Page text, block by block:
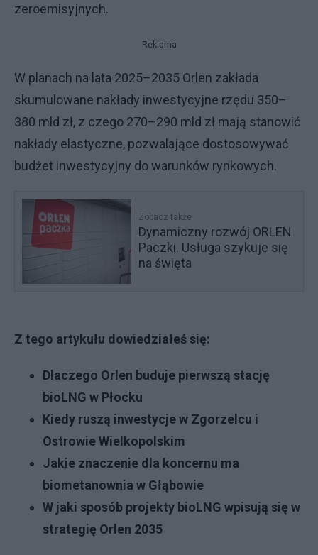
zeroemisyjnych.
Reklama
W planach na lata 2025–2035 Orlen zakłada
skumulowane nakłady inwestycyjne rzędu 350–
380 mld zł, z czego 270–290 mld zł mają stanowić
nakłady elastyczne, pozwalające dostosowywać
budżet inwestycyjny do warunków rynkowych.
Zobacz także
Dynamiczny rozwój ORLEN
Paczki. Usługa szykuje się
na święta
Z tego artykułu dowiedziałeś się:
Dlaczego Orlen buduje pierwszą stację
bioLNG w Płocku
Kiedy ruszą inwestycje w Zgorzelcu i
Ostrowie Wielkopolskim
Jakie znaczenie dla koncernu ma
biometanownia w Głąbowie
W jaki sposób projekty bioLNG wpisują się w
strategię Orlen 2035